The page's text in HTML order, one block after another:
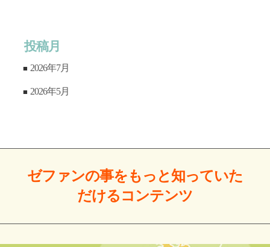
投稿月
2026年7月
2026年5月
ゼファンの事をもっと知っていた
だけるコンテンツ